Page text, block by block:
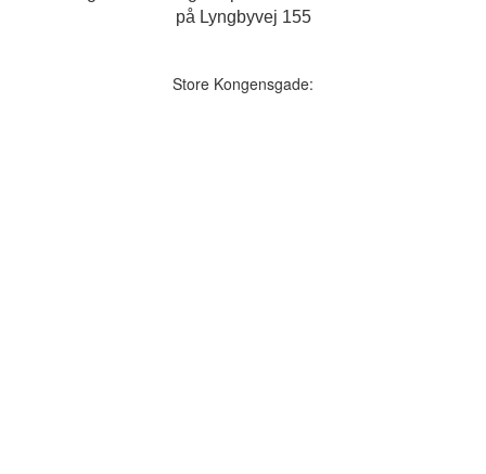
på Lyngbyvej 155
Store Kongensgade: